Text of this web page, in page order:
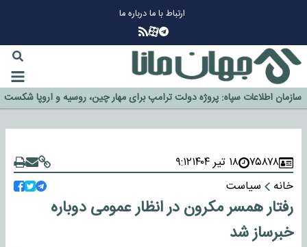
ارتباط با مادرباره ما
گزینه جدایی اوسمار روی میز مدیران پرسپولیس
آیا رئیس جمهور آمریکا قانون را دور می‌زند؟
اخراج رسمی چهره نامدار از پرسپولیس
سازمان اطلاعات سپاه: پروژه دولت ترامپ برای مهار چین، روسیه و اروپا شکست
خورد
۷۵۸۷۸ ۱۸ تیر ۱۴۰۴
۹:۱۲
خانه
سیاست
رفتار همسر مکرون در انظار عمومی دوباره
خبرساز شد